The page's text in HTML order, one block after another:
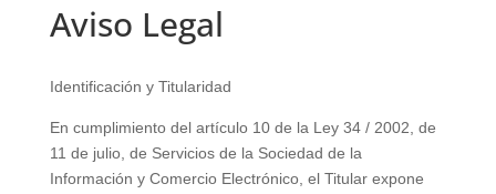
Aviso Legal
Identificación y Titularidad
En cumplimiento del artículo 10 de la Ley 34 / 2002, de
11 de julio, de Servicios de la Sociedad de la
Información y Comercio Electrónico, el Titular expone